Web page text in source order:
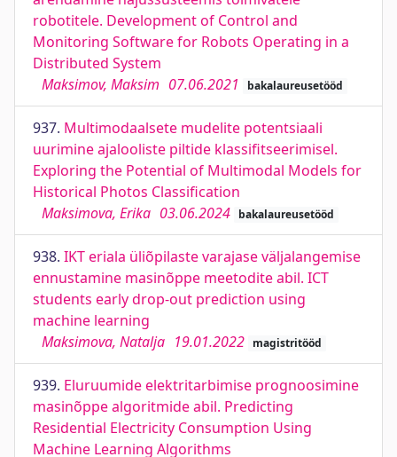
robotitele. Development of Control and
Monitoring Software for Robots Operating in a
Distributed System
Maksimov, Maksim 07.06.2021 bakalaureusetööd
937. Multimodaalsete mudelite potentsiaali
uurimine ajalooliste piltide klassifitseerimisel.
Exploring the Potential of Multimodal Models for
Historical Photos Classification
Maksimova, Erika 03.06.2024 bakalaureusetööd
938. IKT eriala üliõpilaste varajase väljalangemise
ennustamine masinõppe meetodite abil. ICT
students early drop-out prediction using
machine learning
Maksimova, Natalja 19.01.2022 magistritööd
939. Eluruumide elektritarbimise prognoosimine
masinõppe algoritmide abil. Predicting
Residential Electricity Consumption Using
Machine Learning Algorithms